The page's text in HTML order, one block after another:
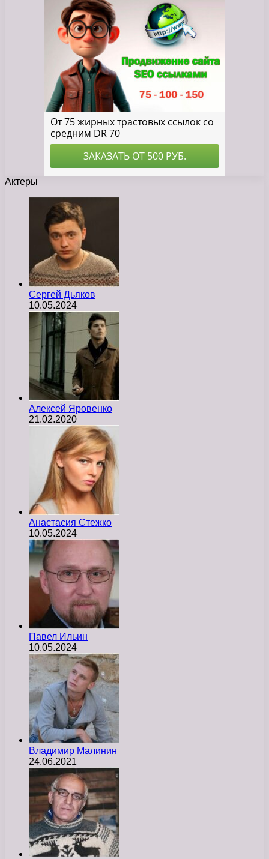
Актеры
Сергей Дьяков
10.05.2024
Алексей Яровенко
21.02.2020
Анастасия Стежко
10.05.2024
Павел Ильин
10.05.2024
Владимир Малинин
24.06.2021